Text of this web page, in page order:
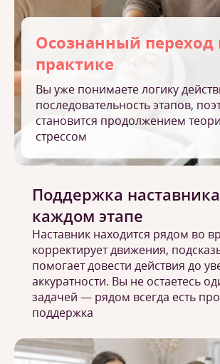
Осознанный переход
практике
Вы уже понимаете логику
последовательность этапов,
становится продолжением
стрессом
Поддержка
каждом этапе
Наставник находится рядом во
корректирует движения,
помогает довести действия до
аккуратности. Вы не остаетесь
задачей — рядом всегда есть
поддержка